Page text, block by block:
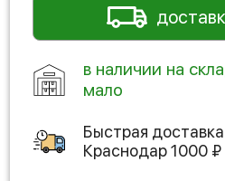
в наличии на
мало
Быстрая
Краснодар1000 ₽